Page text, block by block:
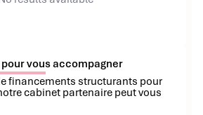
vous accompagner
financements structurants pour
cabinet partenaire peut vous